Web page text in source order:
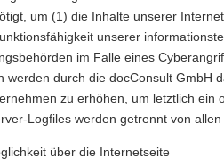
um (1) die Inhalte unserer
unserer
im Falle eines
werden durch die docConsult GmbH
zu erhöhen, um letztlich
Logfiles werden getrennt von
über die Internetseite